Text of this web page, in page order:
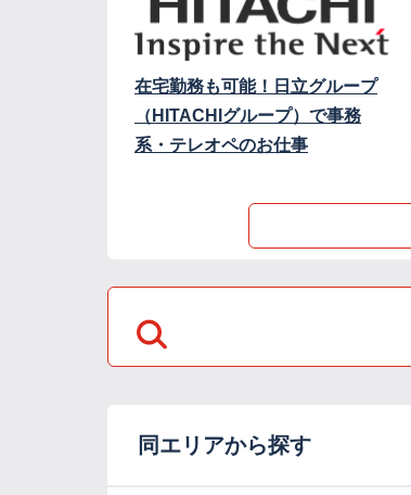
在宅勤務も可能！日立グループ
（HITACHIグループ）で事務
系・テレオペのお仕事
同エリアから探す